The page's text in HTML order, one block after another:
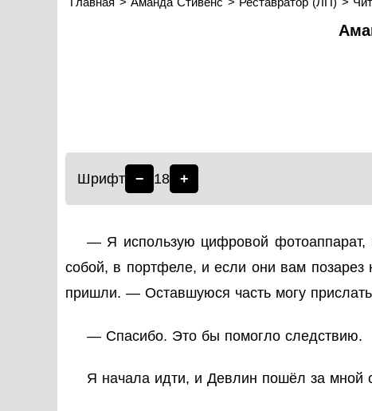
Шрифт − 18 +
— Я использую цифровой фотоаппарат,
собой, в портфеле, и если они вам
пришли. — Оставшуюся часть могу
— Спасибо. Это бы помогло следствию.
Я начала идти, и Девлин пошёл за мной